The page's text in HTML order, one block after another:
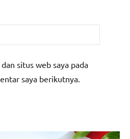
situs web saya pada
saya berikutnya.